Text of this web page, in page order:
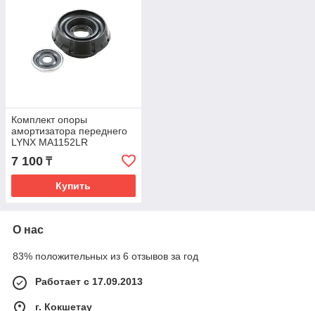
Комплект опоры
амортизатора переднего
LYNX MA1152LR
7 100 ₸
Купить
О нас
83% положительных из 6 отзывов за год
Работает с 17.09.2013
г. Кокшетау